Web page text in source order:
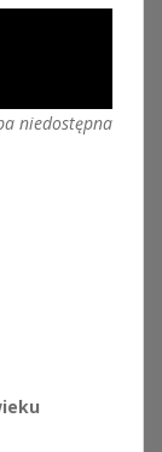
niedostępna